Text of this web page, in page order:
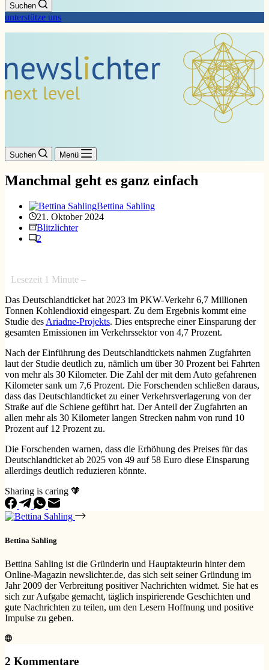
Suchen
unterstütze uns
Suchen Menü
Manchmal geht es ganz einfach
Bettina Sahling
21. Oktober 2024
Blitzlichter
2
Lesezeit 1 Minute –
Das Deutschlandticket hat 2023 im PKW-Verkehr 6,7 Millionen
Tonnen Kohlendioxid eingespart. Zu dem Ergebnis kommt eine
Studie des Ariadne-Projekts. Dies entspreche einer Einsparung der
gesamten Emissionen im Verkehrssektor von 4,7 Prozent.
Nach der Einführung des Deutschlandtickets nahmen Zugfahrten
laut der Studie deutlich zu, nämlich um über 30 Prozent bei Fahrten
von mehr als 30 Kilometer. Die Zahl der mit dem Auto gefahrenen
Kilometer sank um 7,6 Prozent. Die Forschenden schließen daraus,
dass das Deutschlandticket zu einer Verkehrsverlagerung von der
Straße auf die Schiene geführt hat. Der Anteil der Zugfahrten an
allen mehr als 30 Kilometer langen Strecken nahm von rund 10
Prozent auf 12 Prozent zu.
Die Forschenden warnen, dass die Erhöhung des Preises für das
Deutschlandticket ab 2025 von 49 auf 58 Euro diese Einsparung
allerdings deutlich reduzieren könnte.
Sharing is caring 🧡
Bettina Sahling
Bettina Sahling ist die Gründerin und Hauptakteurin hinter dem
Online-Magazin newslichter.de, das sich seit seiner Gründung im
Jahr 2009 der Verbreitung positiver Nachrichten widmet. Sie hat es
sich zur Aufgabe gemacht, täglich inspirierende Geschichten und
gute Nachrichten zu teilen, um den Lesern Hoffnung und positive
Impulse zu geben.
2 Kommentare